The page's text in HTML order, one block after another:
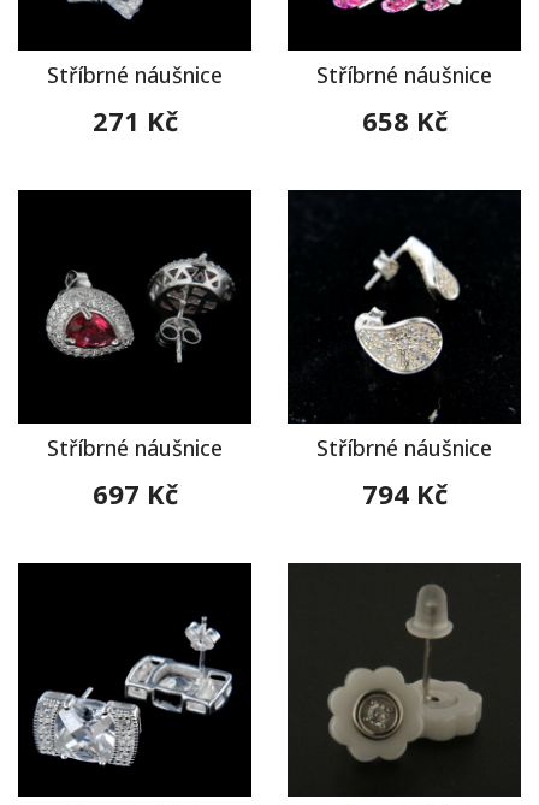
Stříbrné náušnice
271 Kč
Stříbrné náušnice
658 Kč
Stříbrné náušnice
697 Kč
Stříbrné náušnice
794 Kč